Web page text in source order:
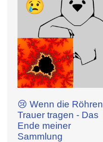
😢 Wenn die Röhren
Trauer tragen - Das
Ende meiner
Sammlung